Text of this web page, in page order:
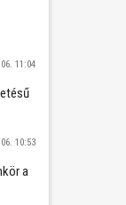
11:04
10:53
a